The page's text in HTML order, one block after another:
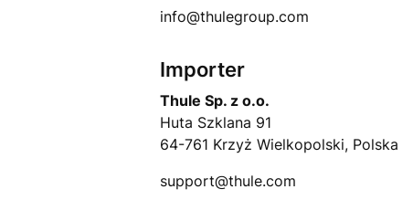
info@thulegroup.com
Importer
Thule Sp. z o.o.
Huta Szklana 91
64-761 Krzyż Wielkopolski, Polska
support@thule.com